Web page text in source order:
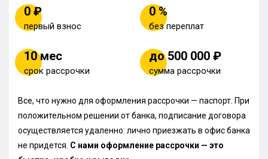
0 ₽
первый взнос
0 %
без переплат
10 мес
срок рассрочки
до 500 000 ₽
сумма рассрочки
Все, что нужно для оформления рассрочки — паспорт. При
положительном решении от банка, подписание договора
осуществляется удаленно: лично приезжать в офис банка
не придется. С нами оформление рассрочки — это